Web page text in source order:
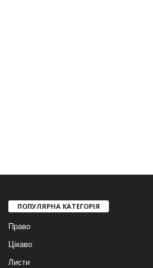
ПОПУЛЯРНА КАТЕГОРІЯ
Право
Цікаво
Листи